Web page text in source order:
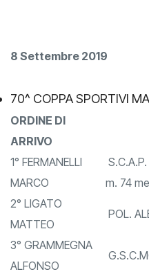
8 Settembre 2019
70^ COPPA SPORTIVI
ORDINE DI
ARRIVO
1° FERMANELLI
MARCO
m. 74
2° LIGATO
MATTEO
POL.
3° GRAMMEGNA
ALFONSO